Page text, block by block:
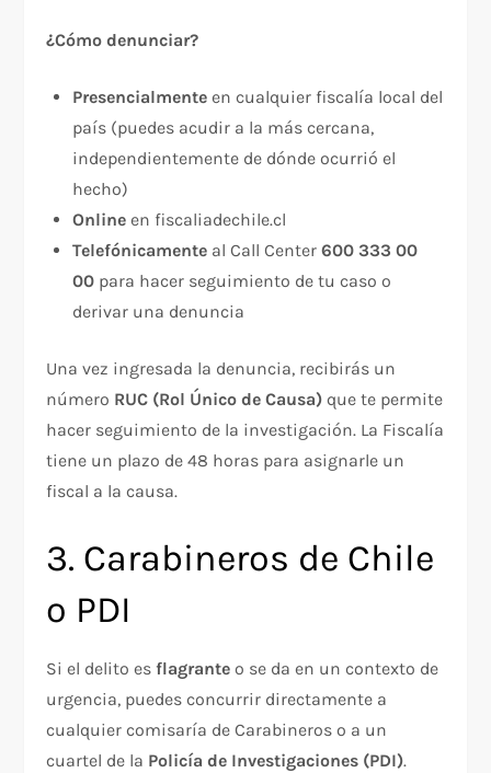
¿Cómo denunciar?
Presencialmente en cualquier fiscalía local del
país (puedes acudir a la más cercana,
independientemente de dónde ocurrió el
hecho)
Online en fiscaliadechile.cl
Telefónicamente al Call Center600 333 00
00 para hacer seguimiento de tu caso o
derivar una denuncia
Una vez ingresada la denuncia, recibirás un
número RUC (Rol Único de Causa) que te permite
hacer seguimiento de la investigación. La Fiscalía
tiene un plazo de 48 horas para asignarle un
fiscal a la causa.
3. Carabineros de Chile
o PDI
Si el delito esflagrante o se da en un contexto de
urgencia, puedes concurrir directamente a
cualquier comisaría de Carabineros o a un
cuartel de la Policía de Investigaciones (PDI).